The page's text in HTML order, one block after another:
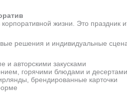
жизни. Это праздник
решения и индивидуальные
и авторскими закусками
горячими блюдами и десертами
брендированные карточки